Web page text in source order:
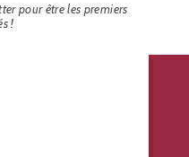
pour être les premiers
!